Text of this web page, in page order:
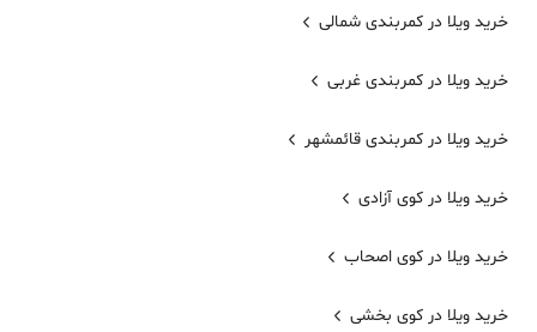
خرید ویلا در کمربندی شمالی
خرید ویلا در کمربندی غربی
خرید ویلا در کمربندی قائمشهر
خرید ویلا در کوی آزادی
خرید ویلا در کوی اصحاب
خرید ویلا در کوی بخشی